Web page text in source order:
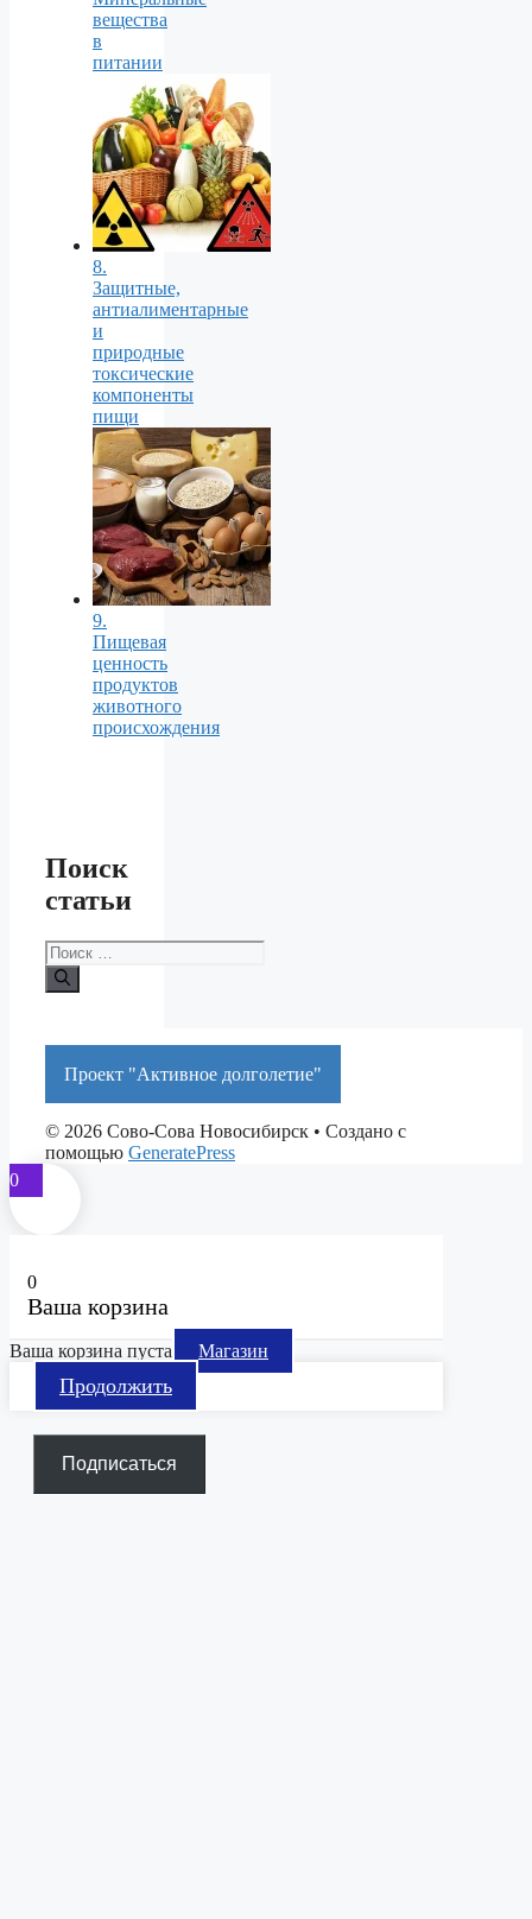
вещества
в
питании
8.
Защитные,
антиалиментарные
и
природные
токсические
компоненты
пищи
9.
Пищевая
ценность
продуктов
животного
происхождения
Поиск
статьи
Поиск:
Проект "Активное долголетие"
© 2026 Сово-Сова Новосибирск • Создано с
помощью GeneratePress
0
0
Ваша корзина
Ваша корзина пуста Магазин
Продолжить
Подписаться